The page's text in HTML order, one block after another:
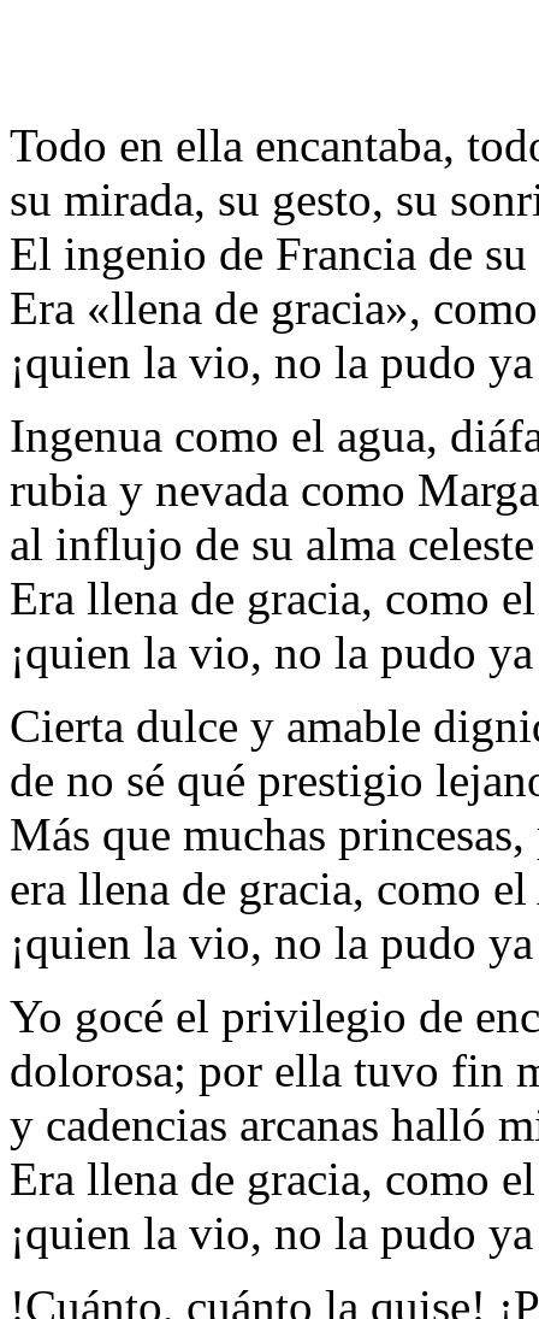
Todo en ella encantaba,
su mirada, su gesto, su
El ingenio de Francia de
Era «llena de gracia»,
¡quien la vio, no la pudo
Ingenua como el agua,
rubia y nevada como
al influjo de su alma
Era llena de gracia, como
¡quien la vio, no la pudo
Cierta dulce y amable
de no sé qué prestigio
Más que muchas
era llena de gracia, como
¡quien la vio, no la pudo
Yo gocé el privilegio de
dolorosa; por ella tuvo fin
y cadencias arcanas halló
Era llena de gracia, como
¡quien la vio, no la pudo
!Cuánto, cuánto la quise!